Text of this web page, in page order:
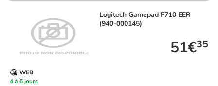
Logitech Gamepad F710 EER
(940-000145)
51€35
WEB
4 à 6 jours